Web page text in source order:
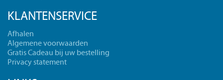
KLANTENSERVICE
Afhalen
Algemene voorwaarden
Gratis Cadeau bij uw bestelling
Privacy statement